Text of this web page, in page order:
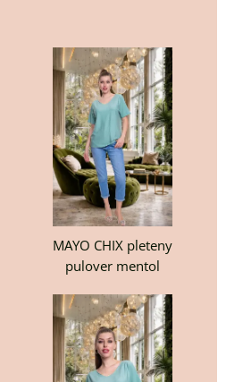
MAYO CHIX pleteny
pulover mentol